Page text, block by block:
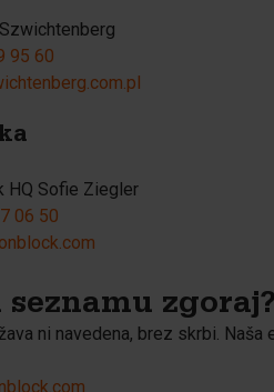
95 60
HQ Sofie Ziegler
06 50
seznamu zgoraj?
ni navedena, brez skrbi.